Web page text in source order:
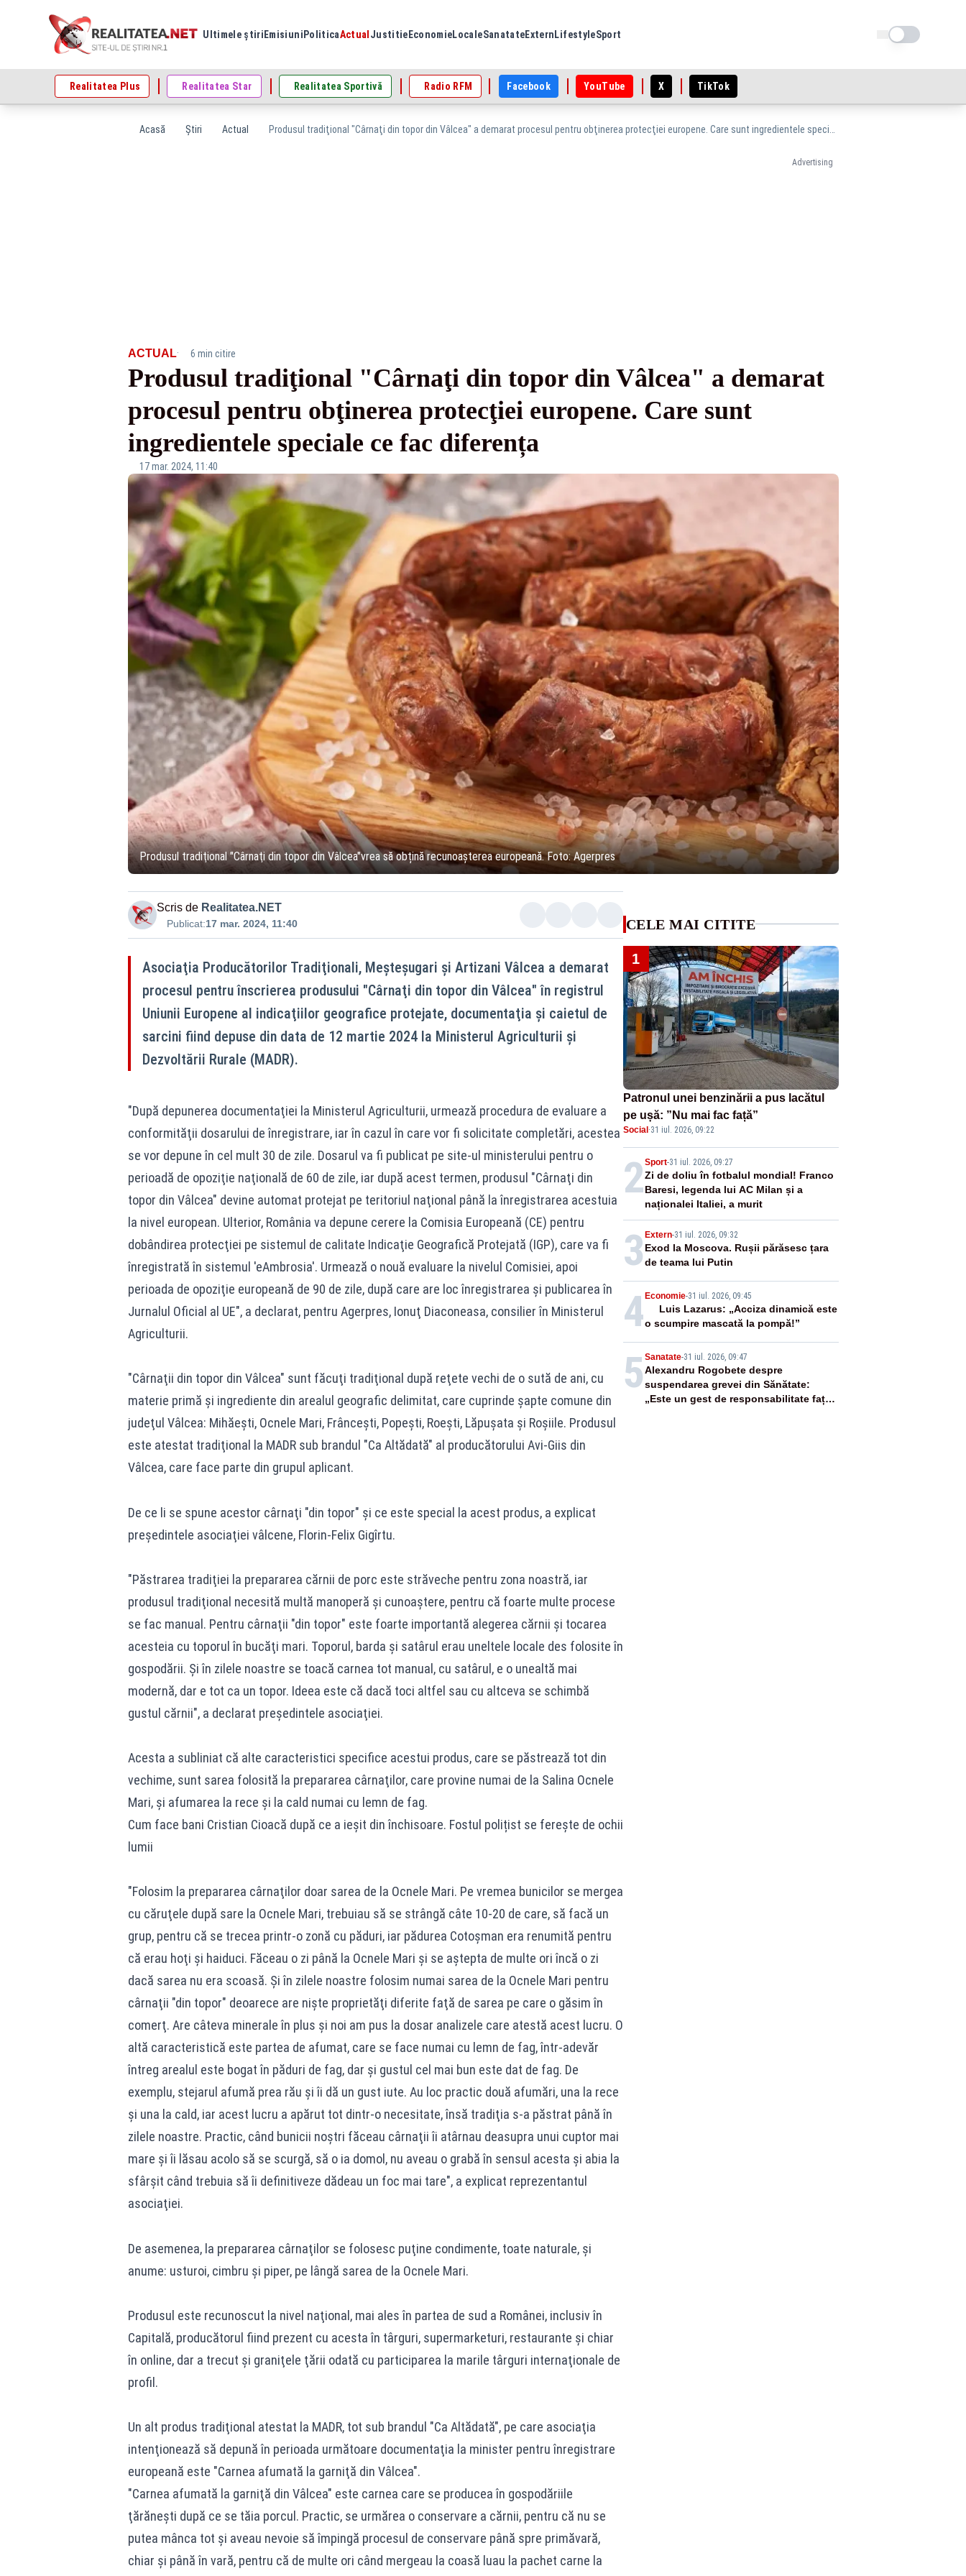
Ultimele știri Emisiuni PoliticaActual Justitie EconomieLocaleSanatateExtern LifestyleSport Schimba tema
Realitatea Plus Realitatea Star Realitatea Sportivă Radio RFM Facebook YouTube X TikTok
Acasă Știri Actual
Advertising
ACTUAL· 6 min citire
Produsul tradiţional "Cârnaţi din topor din Vâlcea" a demarat
procesul pentru obţinerea protecţiei europene. Care sunt
ingredientele speciale ce fac diferența
17 mar. 2024, 11:40
Produsul tradiţional "Cârnaţi din topor din Vâlcea"vrea să obțină recunoașterea europeană. Foto: Agerpres
Scris de Realitatea.NET
Publicat:17 mar. 2024, 11:40
Asociaţia Producătorilor Tradiţionali, Meşteşugari şi Artizani Vâlcea a demarat
procesul pentru înscrierea produsului "Cârnaţi din topor din Vâlcea" în registrul
Uniunii Europene al indicaţiilor geografice protejate, documentaţia şi caietul de
sarcini fiind depuse din data de 12 martie 2024 la Ministerul Agriculturii şi
Dezvoltării Rurale (MADR).
"După depunerea documentaţiei la Ministerul Agriculturii, urmează procedura de evaluare a
conformităţii dosarului de înregistrare, iar în cazul în care vor fi solicitate completări, acestea
se vor depune în cel mult 30 de zile. Dosarul va fi publicat pe site-ul ministerului pentru o
perioadă de opoziţie naţională de 60 de zile, iar după acest termen, produsul "Cârnaţi din
topor din Vâlcea" devine automat protejat pe teritoriul naţional până la înregistrarea acestuia
la nivel european. Ulterior, România va depune cerere la Comisia Europeană (CE) pentru
dobândirea protecţiei pe sistemul de calitate Indicaţie Geografică Protejată (IGP), care va fi
înregistrată în sistemul 'eAmbrosia'. Urmează o nouă evaluare la nivelul Comisiei, apoi
perioada de opoziţie europeană de 90 de zile, după care are loc înregistrarea şi publicarea în
Jurnalul Oficial al UE", a declarat, pentru Agerpres, Ionuţ Diaconeasa, consilier în Ministerul
Agriculturii.
"Cârnaţii din topor din Vâlcea" sunt făcuţi tradiţional după reţete vechi de o sută de ani, cu
materie primă şi ingrediente din arealul geografic delimitat, care cuprinde şapte comune din
judeţul Vâlcea: Mihăeşti, Ocnele Mari, Frânceşti, Popeşti, Roeşti, Lăpuşata şi Roşiile. Produsul
este atestat tradiţional la MADR sub brandul "Ca Altădată" al producătorului Avi-Giis din
Vâlcea, care face parte din grupul aplicant.
De ce li se spune acestor cârnaţi "din topor" şi ce este special la acest produs, a explicat
preşedintele asociaţiei vâlcene, Florin-Felix Gigîrtu.
"Păstrarea tradiţiei la prepararea cărnii de porc este străveche pentru zona noastră, iar
produsul tradiţional necesită multă manoperă şi cunoaştere, pentru că foarte multe procese
se fac manual. Pentru cârnaţii "din topor" este foarte importantă alegerea cărnii şi tocarea
acesteia cu toporul în bucăţi mari. Toporul, barda şi satârul erau uneltele locale des folosite în
gospodării. Şi în zilele noastre se toacă carnea tot manual, cu satârul, e o unealtă mai
modernă, dar e tot ca un topor. Ideea este că dacă toci altfel sau cu altceva se schimbă
gustul cărnii", a declarat preşedintele asociaţiei.
Acesta a subliniat că alte caracteristici specifice acestui produs, care se păstrează tot din
vechime, sunt sarea folosită la prepararea cârnaţilor, care provine numai de la Salina Ocnele
Mari, şi afumarea la rece şi la cald numai cu lemn de fag.
Cum face bani Cristian Cioacă după ce a ieșit din închisoare. Fostul polițist se ferește de ochii
lumii
"Folosim la prepararea cârnaţilor doar sarea de la Ocnele Mari. Pe vremea bunicilor se mergea
cu căruţele după sare la Ocnele Mari, trebuiau să se strângă câte 10-20 de care, să facă un
grup, pentru că se trecea printr-o zonă cu păduri, iar pădurea Cotoşman era renumită pentru
că erau hoţi şi haiduci. Făceau o zi până la Ocnele Mari şi se aştepta de multe ori încă o zi
dacă sarea nu era scoasă. Şi în zilele noastre folosim numai sarea de la Ocnele Mari pentru
cârnaţii "din topor" deoarece are nişte proprietăţi diferite faţă de sarea pe care o găsim în
comerţ. Are câteva minerale în plus şi noi am pus la dosar analizele care atestă acest lucru. O
altă caracteristică este partea de afumat, care se face numai cu lemn de fag, într-adevăr
întreg arealul este bogat în păduri de fag, dar şi gustul cel mai bun este dat de fag. De
exemplu, stejarul afumă prea rău şi îi dă un gust iute. Au loc practic două afumări, una la rece
şi una la cald, iar acest lucru a apărut tot dintr-o necesitate, însă tradiţia s-a păstrat până în
zilele noastre. Practic, când bunicii noştri făceau cârnaţii îi atârnau deasupra unui cuptor mai
mare şi îi lăsau acolo să se scurgă, să o ia domol, nu aveau o grabă în sensul acesta şi abia la
sfârşit când trebuia să îi definitiveze dădeau un foc mai tare", a explicat reprezentantul
asociaţiei.
De asemenea, la prepararea cârnaţilor se folosesc puţine condimente, toate naturale, şi
anume: usturoi, cimbru şi piper, pe lângă sarea de la Ocnele Mari.
Produsul este recunoscut la nivel naţional, mai ales în partea de sud a Românei, inclusiv în
Capitală, producătorul fiind prezent cu acesta în târguri, supermarketuri, restaurante şi chiar
în online, dar a trecut şi graniţele ţării odată cu participarea la marile târguri internaţionale de
profil.
Un alt produs tradiţional atestat la MADR, tot sub brandul "Ca Altădată", pe care asociaţia
intenţionează să depună în perioada următoare documentaţia la minister pentru înregistrare
europeană este "Carnea afumată la garniţă din Vâlcea".
"Carnea afumată la garniţă din Vâlcea" este carnea care se producea în gospodăriile
ţărăneşti după ce se tăia porcul. Practic, se urmărea o conservare a cărnii, pentru că nu se
putea mânca tot şi aveau nevoie să împingă procesul de conservare până spre primăvară,
chiar şi până în vară, pentru că de multe ori când mergeau la coasă luau la pachet carne la
CELE MAI CITITE
1
Patronul unei benzinării a pus lacătul
pe ușă: ”Nu mai fac față”
Social·31 iul. 2026, 09:22
2Sport-31 iul. 2026, 09:27
Zi de doliu în fotbalul mondial! Franco
Baresi, legenda lui AC Milan și a
naționalei Italiei, a murit
3 Extern-31 iul. 2026, 09:32
Exod la Moscova. Rușii părăsesc țara
de teama lui Putin
4Economie-31 iul. 2026, 09:45
Luis Lazarus: „Acciza dinamică este
o scumpire mascată la pompă!”
5 Sanatate-31 iul. 2026, 09:47
Alexandru Rogobete despre
suspendarea grevei din Sănătate:
„Este un gest de responsabilitate față